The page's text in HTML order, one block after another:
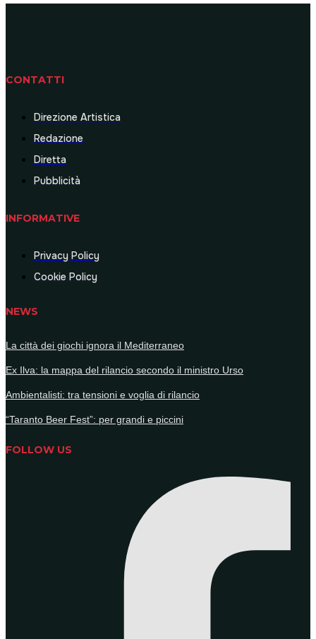
CONTATTI
Direzione Artistica
Redazione
Diretta
Pubblicità
INFORMATIVE
Privacy Policy
Cookie Policy
NEWS
La città dei giochi ignora il Mediterraneo
Ex Ilva: la mappa del rilancio secondo il ministro Urso
Ambientalisti: tra tensioni e voglia di rilancio
“Taranto Beer Fest”: per grandi e piccini
FOLLOW US